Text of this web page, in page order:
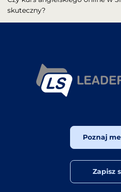
skuteczny?
Poznaj
Zapisz